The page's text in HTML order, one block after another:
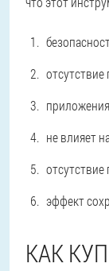
не влияет
эффект
КАК